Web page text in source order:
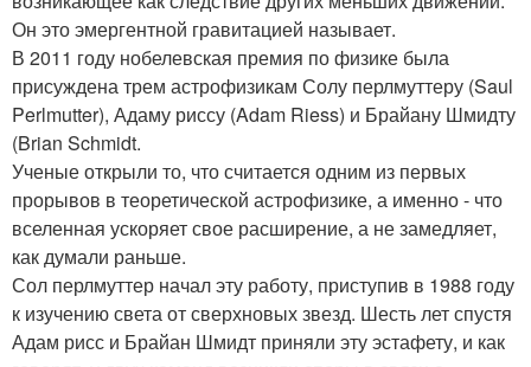
Он это эмергентной гравитацией называет.
В 2011 году нобелевская премия по физике была
присуждена трем астрофизикам Солу перлмуттеру (Saul
Perlmutter), Адаму риссу (Adam Riess) и Брайану Шмидту
(Brian Schmidt.
Ученые открыли то, что считается одним из первых
прорывов в теоретической астрофизике, а именно - что
вселенная ускоряет свое расширение, а не замедляет,
как думали раньше.
Сол перлмуттер начал эту работу, приступив в 1988 году
к изучению света от сверхновых звезд. Шесть лет спустя
Адам рисс и Брайан Шмидт приняли эту эстафету, и как